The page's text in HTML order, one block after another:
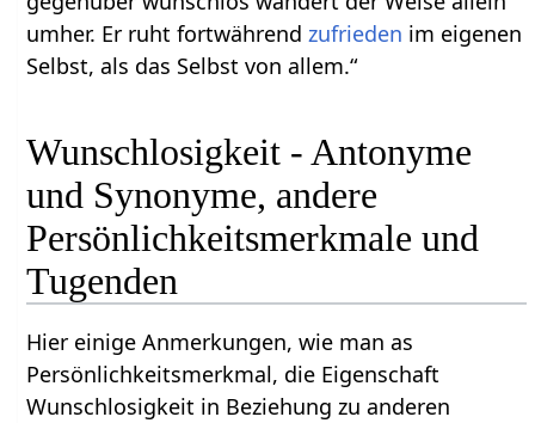
umher. Er ruht fortwährendzufrieden im eigenen
Selbst, als das Selbst von allem.“
Wunschlosigkeit - Antonyme
und Synonyme, andere
Persönlichkeitsmerkmale und
Tugenden
Hier einige Anmerkungen, wie man as
Persönlichkeitsmerkmal, die Eigenschaft
Wunschlosigkeit in Beziehung zu anderen